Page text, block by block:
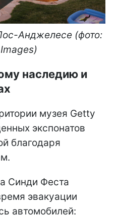
Анджелесе (фото:
наследию и
музея Getty
экспонатов
благодаря
Синди Феста
эвакуации
автомобилей: